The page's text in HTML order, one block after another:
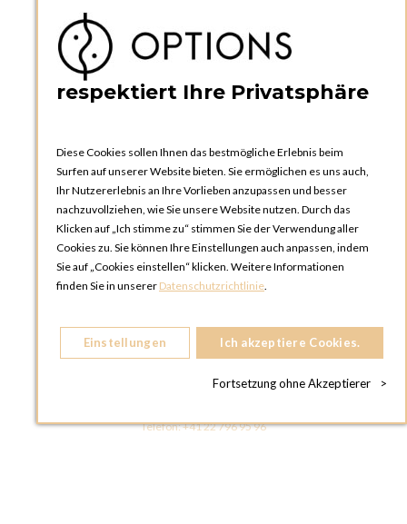
Kataloge und Bestellschein
Bedienungsanleitungen
OPTIONS ZÜRICH
Steinackerstrasse 55,
8302 Kloten
SCHWEIZ
OPTIONS GENF
1219 Le Lignon
Telefon:+41 22 796 95 96
respektiert Ihre Privatsphäre
Diese Cookies sollen Ihnen das bestmögliche Erlebnis beim
Surfen auf unserer Website bieten. Sie ermöglichen es uns auch,
Ihr Nutzererlebnis an Ihre Vorlieben anzupassen und besser
nachzuvollziehen, wie Sie unsere Website nutzen. Durch das
Klicken auf „Ich stimme zu“ stimmen Sie der Verwendung aller
Cookies zu. Sie können Ihre Einstellungen auch anpassen, indem
Sie auf „Cookies einstellen“ klicken. Weitere Informationen
finden Sie in unserer Datenschutzrichtlinie.
Einstellungen Ich akzeptiere Cookies.
Fortsetzung ohne Akzeptierer >